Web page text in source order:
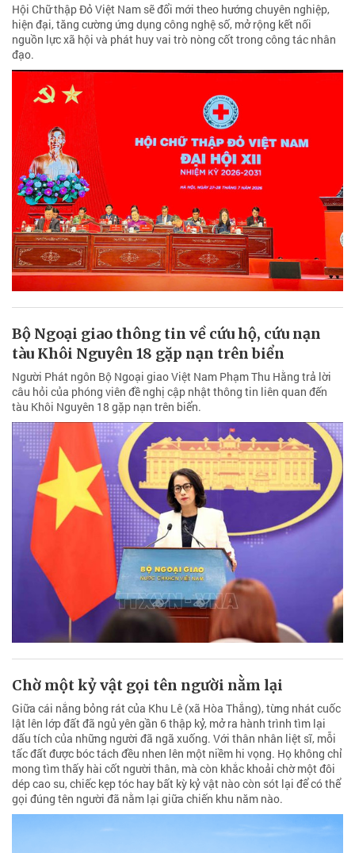
Hội Chữ thập Đỏ Việt Nam sẽ đổi mới theo hướng chuyên nghiệp,
hiện đại, tăng cường ứng dụng công nghệ số, mở rộng kết nối
nguồn lực xã hội và phát huy vai trò nòng cốt trong công tác nhân
đạo.
Bộ Ngoại giao thông tin về cứu hộ, cứu nạn
tàu Khôi Nguyên 18 gặp nạn trên biển
Người Phát ngôn Bộ Ngoại giao Việt Nam Phạm Thu Hằng trả lời
câu hỏi của phóng viên đề nghị cập nhật thông tin liên quan đến
tàu Khôi Nguyên 18 gặp nạn trên biển.
Chờ một kỷ vật gọi tên người nằm lại
Giữa cái nắng bỏng rát của Khu Lê (xã Hòa Thắng), từng nhát cuốc
lật lên lớp đất đã ngủ yên gần 6 thập kỷ, mở ra hành trình tìm lại
dấu tích của những người đã ngã xuống. Với thân nhân liệt sĩ, mỗi
tấc đất được bóc tách đều nhen lên một niềm hi vọng. Họ không chỉ
mong tìm thấy hài cốt người thân, mà còn khắc khoải chờ một đôi
dép cao su, chiếc kẹp tóc hay bất kỳ kỷ vật nào còn sót lại để có thể
gọi đúng tên người đã nằm lại giữa chiến khu năm nào.